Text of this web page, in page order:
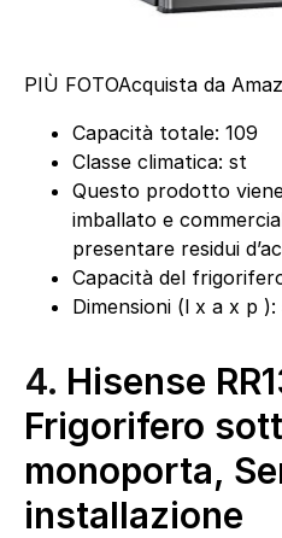
PIÙ FOTOAcquista da
Capacità totale: 109
Classe climatica: st
Questo prodotto
imballato e
presentare residui
Capacità del
Dimensioni (l x a x p
4. Hisense
Frigorifero
monoporta,
installazione